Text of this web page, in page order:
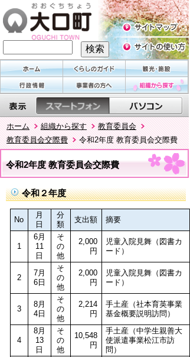
ホーム 組織から探す
教育委員会
教育委員会交際費
令和2年度 教育委員会交際費
令和2年度 教育委員会交際費
令和２年度
No
月
日
分
類
支出額 摘要
1
6月
11
日
そ
の
他
2,000
円
児童入院見舞（図書カ
ード）
2
7月
6日
そ
の
他
2,000
円
児童入院見舞（図書カ
ード）
3
8月
4日
そ
の
他
2,214
円
手土産（社本育英事業
基金概要説明訪問）
4
8月
13
日
そ
の
他
10,548
円
手土産（中学生親善大
使派遣事業松江市訪
問）